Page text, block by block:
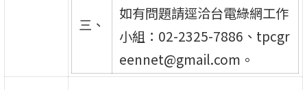
三、
如有問題請逕洽台電綠網工作
小組：02-2325-7886、tpcgr
eennet@gmail.com。